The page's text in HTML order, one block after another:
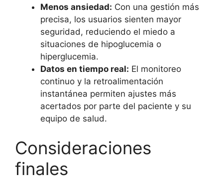
Menos ansiedad: Con una gestión más
precisa, los usuarios sienten mayor
seguridad, reduciendo el miedo a
situaciones de hipoglucemia o
hiperglucemia.
Datos en tiempo real: El monitoreo
continuo y la retroalimentación
instantánea permiten ajustes más
acertados por parte del paciente y su
equipo de salud.
Consideraciones
finales